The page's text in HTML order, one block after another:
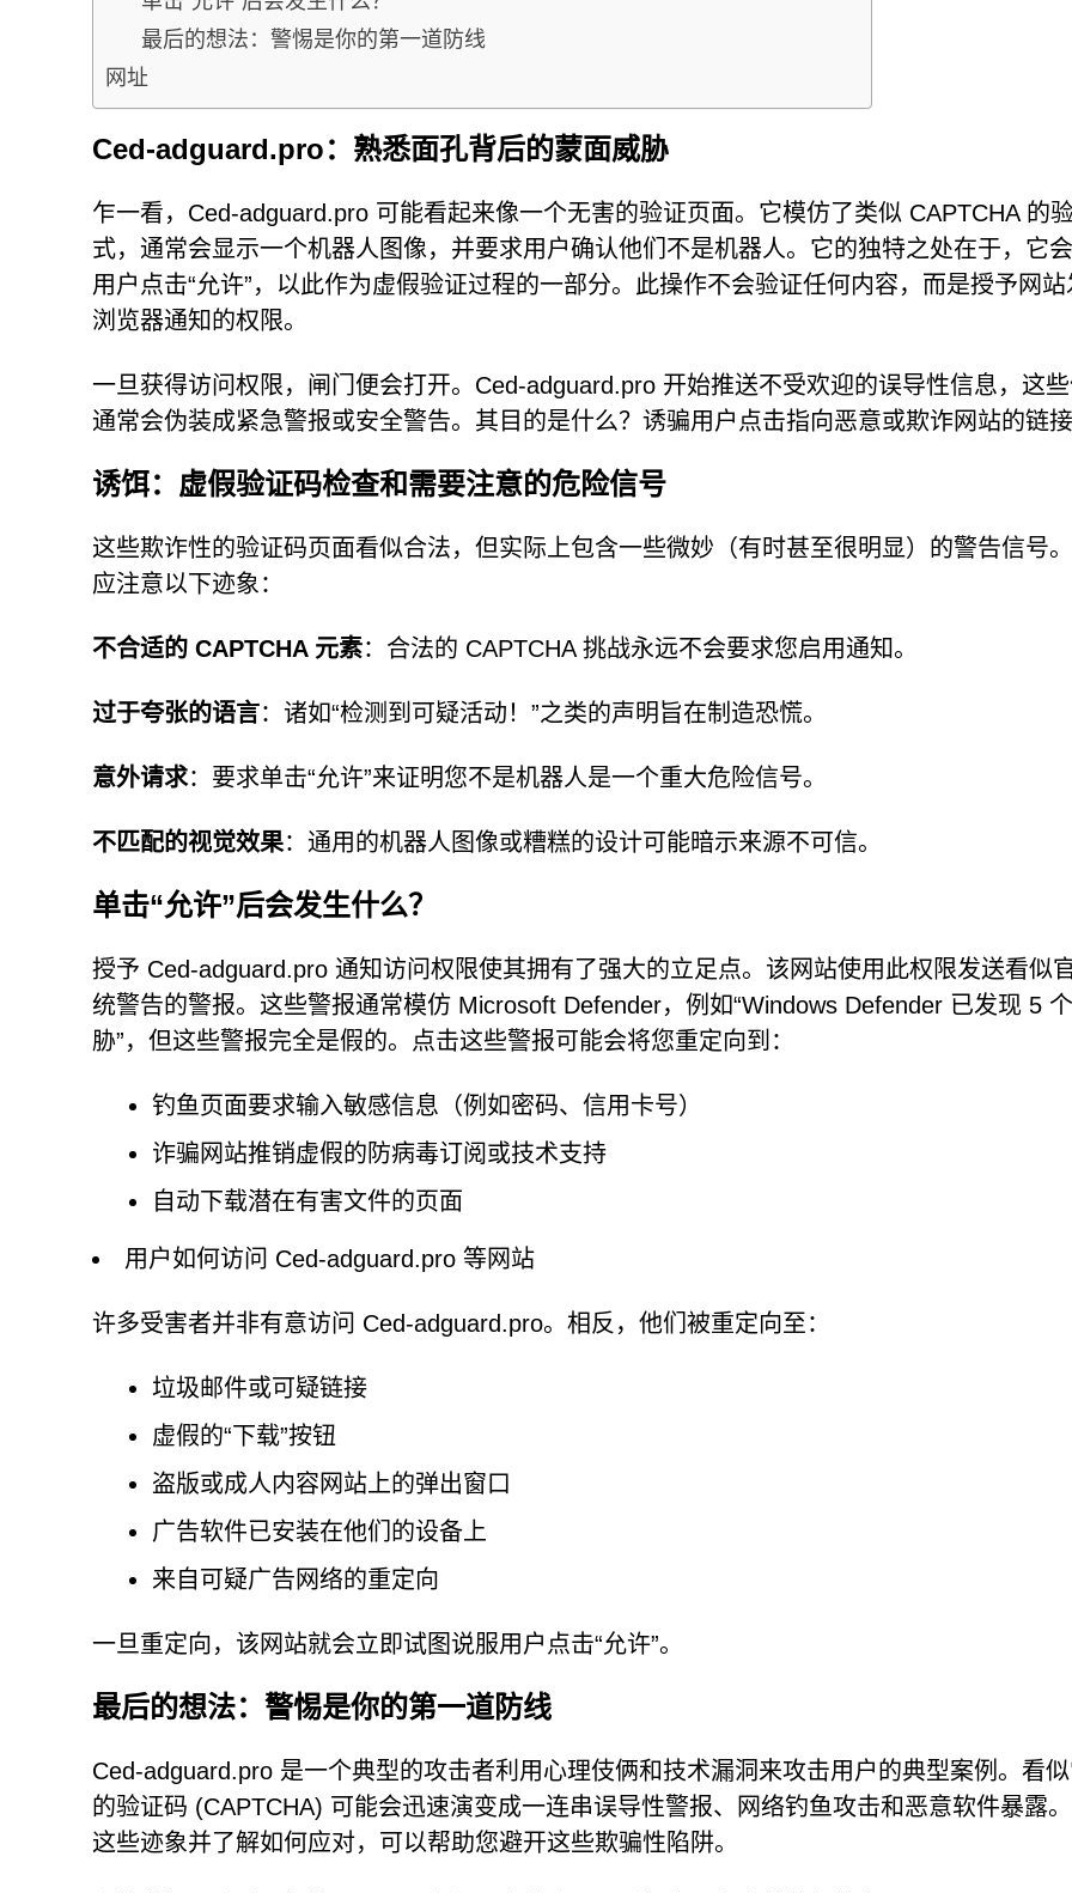
最后的想法：警惕是你的第一道防线
网址
Ced-adguard.pro：熟悉面孔背后的蒙面威胁
乍一看，Ced-adguard.pro 可能看起来像一个无害的验证页面。它模仿了类似 CAPTCHA 的
式，通常会显示一个机器人图像，并要求用户确认他们不是机器人。它的独特之处在于，它
用户点击“允许”，以此作为虚假验证过程的一部分。此操作不会验证任何内容，而是授予网站
浏览器通知的权限。
一旦获得访问权限，闸门便会打开。Ced-adguard.pro 开始推送不受欢迎的误导性信息，这
通常会伪装成紧急警报或安全警告。其目的是什么？诱骗用户点击指向恶意或欺诈网站的链接
诱饵：虚假验证码检查和需要注意的危险信号
这些欺诈性的验证码页面看似合法，但实际上包含一些微妙（有时甚至很明显）的警告信号
应注意以下迹象：
不合适的 CAPTCHA 元素：合法的 CAPTCHA 挑战永远不会要求您启用通知。
过于夸张的语言：诸如“检测到可疑活动！”之类的声明旨在制造恐慌。
意外请求：要求单击“允许”来证明您不是机器人是一个重大危险信号。
不匹配的视觉效果：通用的机器人图像或糟糕的设计可能暗示来源不可信。
单击“允许”后会发生什么？
授予 Ced-adguard.pro 通知访问权限使其拥有了强大的立足点。该网站使用此权限发送看似
统警告的警报。这些警报通常模仿 Microsoft Defender，例如“Windows Defender 已发现 5
胁”，但这些警报完全是假的。点击这些警报可能会将您重定向到：
钓鱼页面要求输入敏感信息（例如密码、信用卡号）
诈骗网站推销虚假的防病毒订阅或技术支持
自动下载潜在有害文件的页面
用户如何访问 Ced-adguard.pro 等网站
许多受害者并非有意访问 Ced-adguard.pro。相反，他们被重定向至：
垃圾邮件或可疑链接
虚假的“下载”按钮
盗版或成人内容网站上的弹出窗口
广告软件已安装在他们的设备上
来自可疑广告网络的重定向
一旦重定向，该网站就会立即试图说服用户点击“允许”。
最后的想法：警惕是你的第一道防线
Ced-adguard.pro 是一个典型的攻击者利用心理伎俩和技术漏洞来攻击用户的典型案例。看
的验证码 (CAPTCHA) 可能会迅速演变成一连串误导性警报、网络钓鱼攻击和恶意软件暴露。
这些迹象并了解如何应对，可以帮助您避开这些欺骗性陷阱。